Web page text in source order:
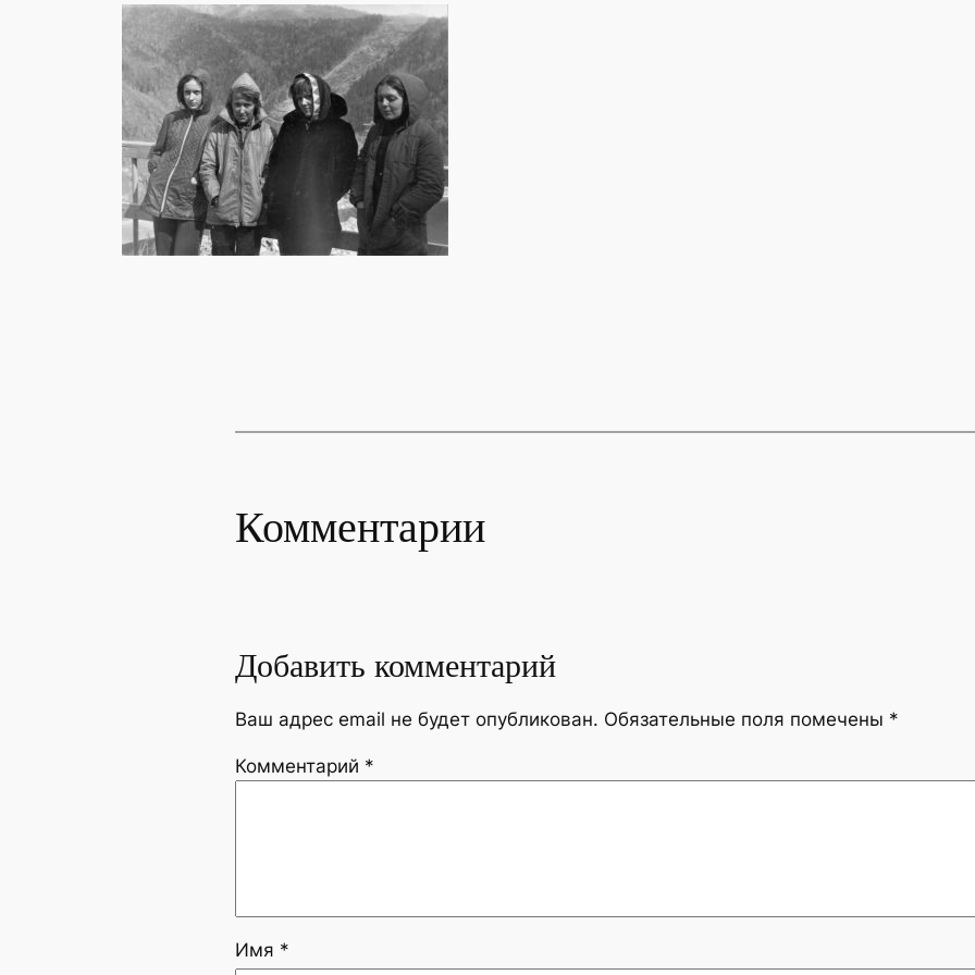
Комментарии
Добавить комментарий
Ваш адрес email не будет опубликован. Обязательные поля помечены *
Комментарий *
Имя *